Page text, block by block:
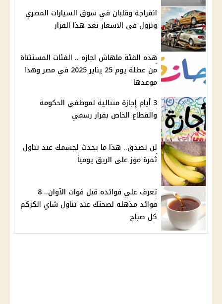
انفراجة وقلبان في سوق السيارات المصري
ونزول فى الاسعار بعد هذا القرار
هذه الفئة ملهاش اجازه .. الفئات المستثناة
من عطلة يوم 25 يناير 2025 في مصر وهذا
موعدها
3 أيام إجازة متتالية لموظفي الحكومة
والقطاع الخاص بقرار رسمي
لن تصدق.. هذا ما يحدث لجسمك عند تناول
ثمرة موز على الريق يومياً
تعرف علي فوائده قبل فوات الآوان.. 8
فوائد مذهله لصحتك عند تناول شاي الكركم
كل صباح